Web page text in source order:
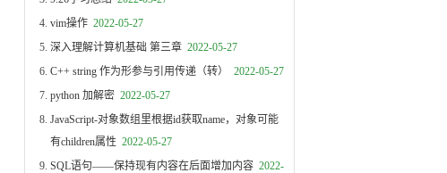
vim操作 2022-05-27
深入理解计算机基础 第三章 2022-05-27
C++ string 作为形参与引用传递（转） 2022-05-27
python 加解密 2022-05-27
JavaScript-对象数组里根据id获取name，对象可能
有children属性 2022-05-27
SQL语句——保持现有内容在后面增加内容 2022-